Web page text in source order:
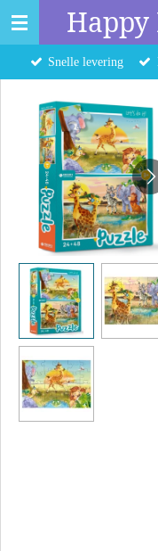
Ga
naar
hoofdinhoud
Happy
Snelle levering